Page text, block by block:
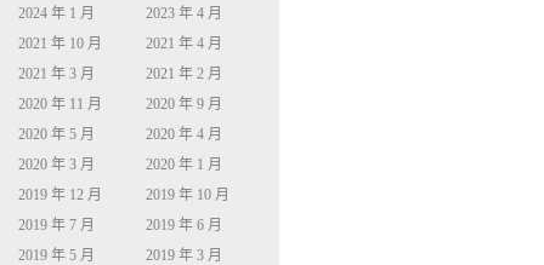
2024 年 1 月
2023 年 4 月
2021 年 10 月
2021 年 4 月
2021 年 3 月
2021 年 2 月
2020 年 11 月
2020 年 9 月
2020 年 5 月
2020 年 4 月
2020 年 3 月
2020 年 1 月
2019 年 12 月
2019 年 10 月
2019 年 7 月
2019 年 6 月
2019 年 5 月
2019 年 3 月